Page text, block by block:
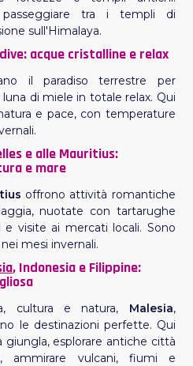
tra i templi di
sull'Himalaya.
acque cristalline e relax
il paradiso terrestre per
di miele in totale relax. Qui
e pace, con temperature
e alle Mauritius:
e mare
offrono attività romantiche
nuotate con tartarughe
e visite ai mercati locali. Sono
mesi invernali.
, Indonesia e Filippine:
cultura e natura, Malesia,
le destinazioni perfette. Qui
esplorare antiche città
ammirare vulcani, fiumi e